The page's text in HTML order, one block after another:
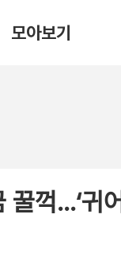
모아보기
꺽…‘귀